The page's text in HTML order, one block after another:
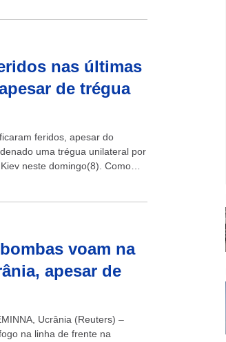
nas últimas
de trégua
feridos, apesar do
uma trégua unilateral por
neste domingo(8). Como
voam na
apesar de
Ucrânia (Reuters) –
na linha de frente na